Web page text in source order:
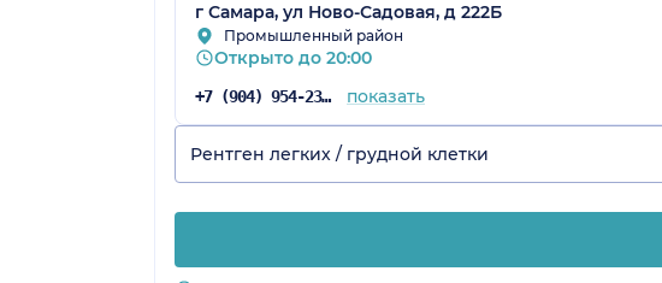
г Самара, ул Ново-Садовая, д 222Б
Промышленный район
Открыто до 20:00
+7 (904) 954-23-83 показать
Рентген легких / грудной клетки